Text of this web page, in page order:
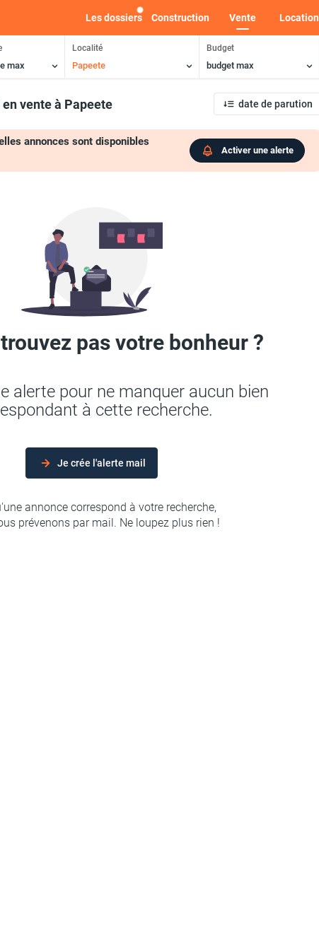
Les dossiers Construction Vente Location
max
Localité
Papeete
Budget
budget max
venteà Papeete date de parution
annonces sont disponibles
Activer une alerte
pas votre bonheur ?
alerte pour ne manquer aucun bien
à cette recherche.
Je crée l'alerte mail
annonce correspond à votre recherche,
prévenons par mail. Ne loupez plus rien !